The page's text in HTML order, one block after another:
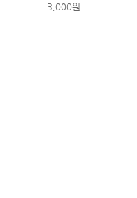
3,000원